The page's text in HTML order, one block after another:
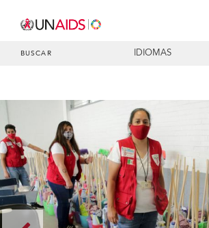
BUSCAR IDIOMAS